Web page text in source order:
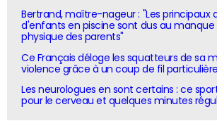
Bertrand, maître-nageur : "Les principaux
d'enfants en piscine sont dus au
physique des parents"
Ce Français déloge les squatteurs de sa
violence grâce à un coup de fil
Les neurologues en sont certains : ce
pour le cerveau et quelques minutes